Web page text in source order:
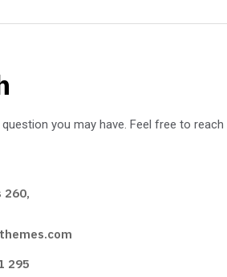
you may have. Feel free to reach
260,
295